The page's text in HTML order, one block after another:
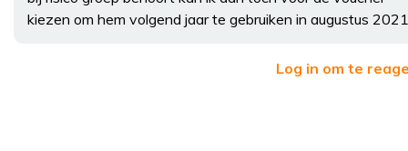
kiezen om hem volgend jaar te gebruiken in augustus 2021
Log in om te